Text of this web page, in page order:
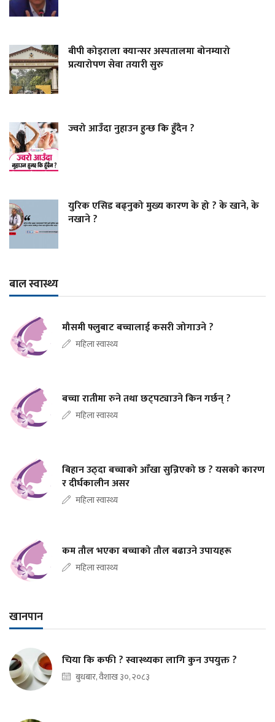
बीपी कोइराला क्यान्सर अस्पतालमा बोनम्यारो
प्रत्यारोपण सेवा तयारी सुरु
ज्वरो आउँदा नुहाउन हुन्छ कि हुँदैन ?
युरिक एसिड बढ्नुको मुख्य कारण के हो ? के खाने, के
नखाने ?
बाल स्वास्थ्य
मौसमी फ्लुबाट बच्चालाई कसरी जोगाउने ?
महिला स्वास्थ्य
बच्चा रातीमा रुने तथा छट्पट्याउने किन गर्छन् ?
महिला स्वास्थ्य
बिहान उठ्दा बच्चाको आँखा सुन्निएको छ ? यसको कारण
र दीर्घकालीन असर
महिला स्वास्थ्य
कम तौल भएका बच्चाको तौल बढाउने उपायहरू
महिला स्वास्थ्य
खानपान
चिया कि कफी ? स्वास्थ्यका लागि कुन उपयुक्त ?
बुधबार, वैशाख ३०, २०८३